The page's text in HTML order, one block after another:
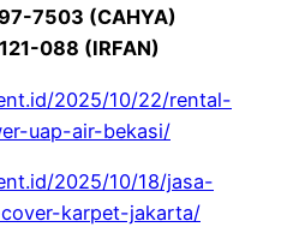
7503 (CAHYA)
088 (IRFAN)
2025/10/22/rental-
uap-air-bekasi/
2025/10/18/jasa-
karpet-jakarta/